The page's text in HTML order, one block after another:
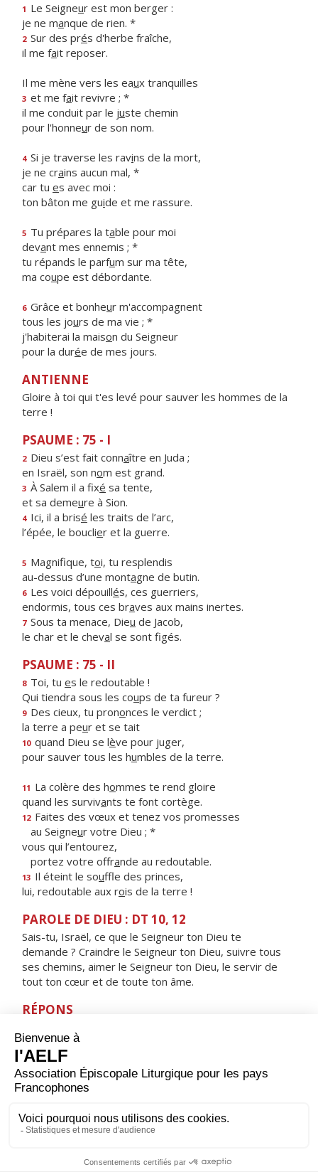
1 Le Seigneur est mon berger :
je ne manque de rien. *
2 Sur des prés d'herbe fraîche,
il me fait reposer.
Il me mène vers les eaux tranquilles
3 et me fait revivre ; *
il me conduit par le juste chemin
pour l'honneur de son nom.
4 Si je traverse les ravins de la mort,
je ne crains aucun mal, *
car tu es avec moi :
ton bâton me guide et me rassure.
5 Tu prépares la table pour moi
devant mes ennemis ; *
tu répands le parfum sur ma tête,
ma coupe est débordante.
6 Grâce et bonheur m'accompagnent
tous les jours de ma vie ; *
j'habiterai la maison du Seigneur
pour la durée de mes jours.
ANTIENNE
Gloire à toi qui t'es levé pour sauver les hommes de la
terre !
PSAUME : 75 - I
2 Dieu s’est fait connaître en Juda ;
en Israël, son nom est grand.
3 À Salem il a fixé sa tente,
et sa demeure à Sion.
4 Ici, il a brisé les traits de l’arc,
l’épée, le bouclier et la guerre.
5 Magnifique, toi, tu resplendis
au-dessus d’une montagne de butin.
6 Les voici dépouillés, ces guerriers,
endormis, tous ces braves aux mains inertes.
7 Sous ta menace, Dieu de Jacob,
le char et le cheval se sont figés.
PSAUME : 75 - II
8 Toi, tu es le redoutable !
Qui tiendra sous les coups de ta fureur ?
9 Des cieux, tu prononces le verdict ;
la terre a peur et se tait
10 quand Dieu se lève pour juger,
pour sauver tous les humbles de la terre.
11 La colère des hommes te rend gloire
quand les survivants te font cortège.
12 Faites des vœux et tenez vos promesses
au Seigneur votre Dieu ; *
vous qui l’entourez,
portez votre offrande au redoutable.
13 Il éteint le souffle des princes,
lui, redoutable aux rois de la terre !
PAROLE DE DIEU : DT 10, 12
Sais-tu, Israël, ce que le Seigneur ton Dieu te
demande ? Craindre le Seigneur ton Dieu, suivre tous
ses chemins, aimer le Seigneur ton Dieu, le servir de
tout ton cœur et de toute ton âme.
RÉPONS
garde-moi de fuir tes volontés.
ORAISON
Fais-nous vivre à tout moment, Seigneur, dans l'amour
de guider ceux que tu enracines solidement dans ton
amour.